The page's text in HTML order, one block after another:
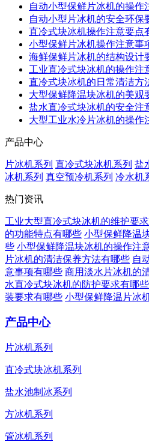
自动小型保鲜片冰机的操作
自动小型片冰机的安全环保
直冷式块冰机操作注意要点
小型保鲜片冰机操作注意事
海鲜保鲜片冰机的结构设计
工业直冷式块冰机的操作注
直冷式块冰机的日常清洁方
大型保鲜降温块冰机的美观
盐水直冷式块冰机的安全注
大型工业水冷片冰机的操作
产品中心
片冰机系列 直冷式块冰机系列 盐
冰机系列 真空预冷机系列 冷水机
热门资讯
工业大型直冷式块冰机的维护要
的功能特点有哪些 小型保鲜降温
些 小型保鲜降温块冰机的操作注
片冰机的清洁保养方法有哪些 自
意事项有哪些 商用淡水片冰机的
水直冷式块冰机的防护要求有哪些
装要求有哪些 小型保鲜降温片冰
产品中心
片冰机系列
直冷式块冰机系列
盐水池制冰系列
方冰机系列
管冰机系列